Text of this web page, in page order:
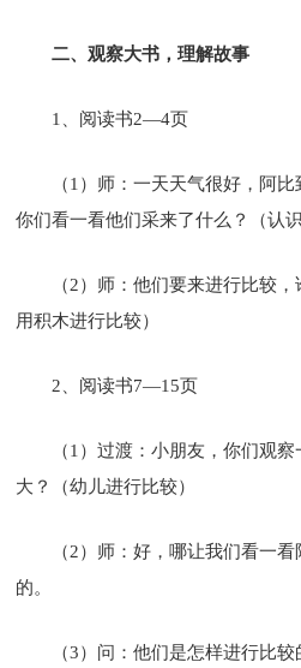
二、观察大书，理解故事
1、阅读书2—4页
（1）师：一天天气很好，阿
你们看一看他们采来了什么？（认识
（2）师：他们要来进行比较
用积木进行比较）
2、阅读书7—15页
（1）过渡：小朋友，你们观
大？（幼儿进行比较）
（2）师：好，哪让我们看一
的。
（3）问：他们是怎样进行比较